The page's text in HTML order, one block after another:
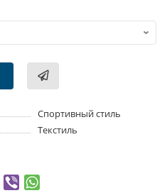
Спортивный стиль
Текстиль